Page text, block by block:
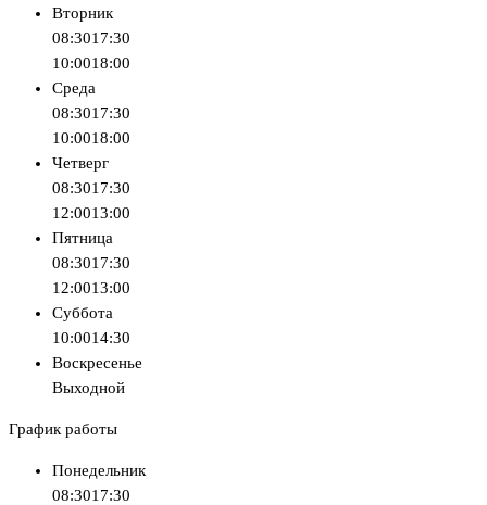
Вторник
08:3017:30
10:0018:00
Среда
08:3017:30
10:0018:00
Четверг
08:3017:30
12:0013:00
Пятница
08:3017:30
12:0013:00
Суббота
10:0014:30
Воскресенье
Выходной
График работы
Понедельник
08:3017:30